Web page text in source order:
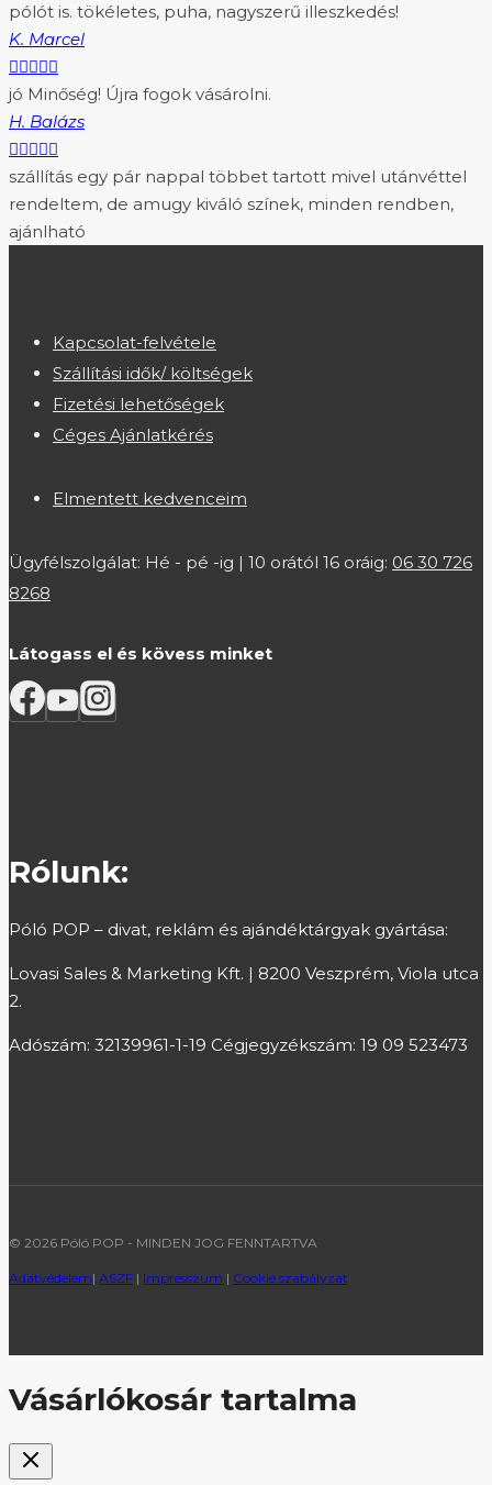
pólót is. tökéletes, puha, nagyszerű illeszkedés!
K. Marcel

jó Minőség! Újra fogok vásárolni.
H. Balázs

szállítás egy pár nappal többet tartott mivel utánvéttel
rendeltem, de amugy kiváló színek, minden rendben,
ajánlható
Kapcsolat-felvétele
Szállítási idők/ költségek
Fizetési lehetőségek
Céges Ajánlatkérés
Elmentett kedvenceim
Ügyfélszolgálat: Hé - pé -ig | 10 orától 16 oráig: 06 30 726
8268
Látogass el és kövess minket
Rólunk:
Póló POP – divat, reklám és ajándéktárgyak gyártása:
Lovasi Sales & Marketing Kft. | 8200 Veszprém, Viola utca
2.
Adószám: 32139961-1-19 Cégjegyzékszám: 19 09 523473
© 2026 Póló POP - MINDEN JOG FENNTARTVA
Adatvédelem| ASZF | Impresszum | Cookie szabályzat
Vásárlókosár tartalma